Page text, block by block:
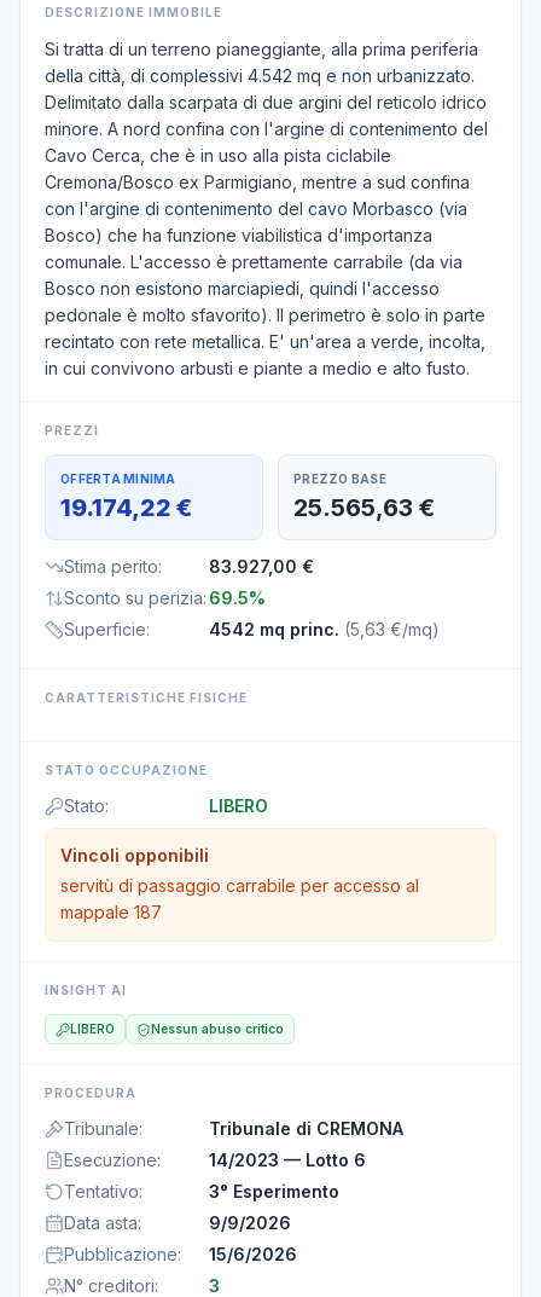
DESCRIZIONE IMMOBILE
Si tratta di un terreno pianeggiante, alla prima periferia
della città, di complessivi 4.542 mq e non urbanizzato.
Delimitato dalla scarpata di due argini del reticolo idrico
minore. A nord confina con l'argine di contenimento del
Cavo Cerca, che è in uso alla pista ciclabile
Cremona/Bosco ex Parmigiano, mentre a sud confina
con l'argine di contenimento del cavo Morbasco (via
Bosco) che ha funzione viabilistica d'importanza
comunale. L'accesso è prettamente carrabile (da via
Bosco non esistono marciapiedi, quindi l'accesso
pedonale è molto sfavorito). Il perimetro è solo in parte
recintato con rete metallica. E' un'area a verde, incolta,
in cui convivono arbusti e piante a medio e alto fusto.
PREZZI
OFFERTA MINIMA
19.174,22 €
PREZZO BASE
25.565,63 €
Stima perito:
83.927,00 €
Sconto su perizia: 69.5%
Superficie: 4542 mq princ. (5,63 €/mq)
CARATTERISTICHE FISICHE
STATO OCCUPAZIONE
Stato: LIBERO
Vincoli opponibili
servitù di passaggio carrabile per accesso al
mappale 187
INSIGHT AI
LIBERO Nessun abuso critico
PROCEDURA
Tribunale:
Tribunale di CREMONA
Esecuzione:
14/2023 — Lotto 6
Tentativo:
3° Esperimento
Data asta:
9/9/2026
Pubblicazione:
15/6/2026
N° creditori:
3